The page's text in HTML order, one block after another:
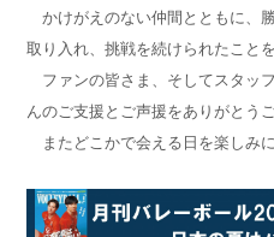
かけがえのない仲間とともに、
取り入れ、挑戦を続けられたこと
ファンの皆さま、そしてスタッ
んのご支援とご声援をありがとう
またどこかで会える日を楽しみに